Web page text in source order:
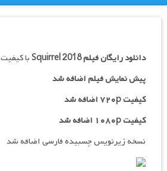
دانلود رایگان فیلمSquirrel 2018با کیفیت
پیش نمایش فیلم اضافه شد
کیفیت ۷۲۰p اضافه شد
کیفیت ۱۰۸۰p اضافه شد
نسخه زیرنویس چسبیده فارسی اضافه شد